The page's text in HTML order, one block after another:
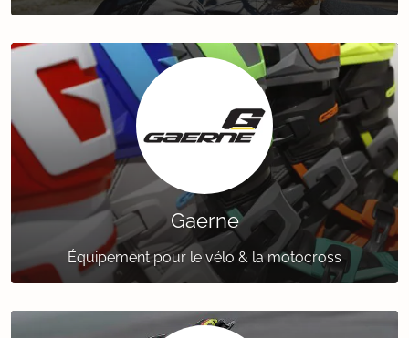
Gaerne
Équipement pour le vélo & la motocross